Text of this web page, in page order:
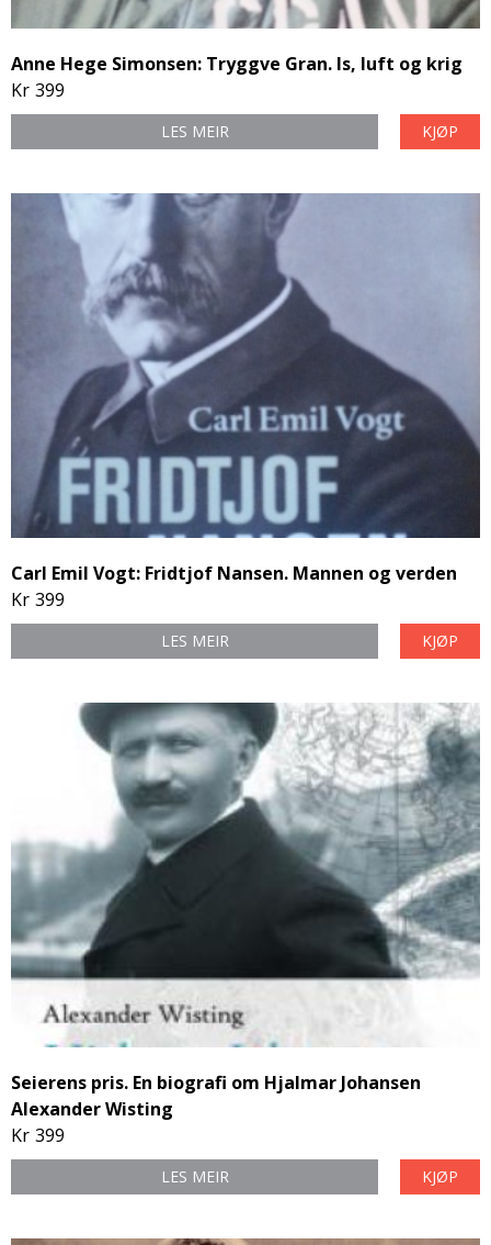
Anne Hege Simonsen: Tryggve Gran. Is, luft og krig
Kr 399
LES MEIR KJØP
Carl Emil Vogt: Fridtjof Nansen. Mannen og verden
Kr 399
LES MEIR KJØP
Seierens pris. En biografi om Hjalmar Johansen
Alexander Wisting
Kr 399
LES MEIR KJØP